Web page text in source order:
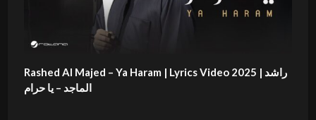
Rashed Al Majed – Ya Haram | Lyrics Video 2025 | راشد
الماجد – يا حرام